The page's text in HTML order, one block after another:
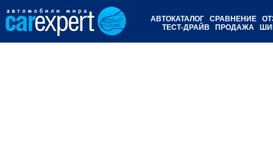
АВТОКАТАЛОГ СРАВНЕНИЕ
ТЕСТ-ДРАЙВ
ПРОДАЖА